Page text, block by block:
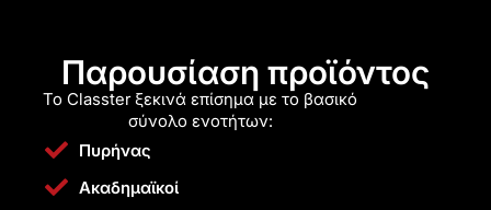
Παρουσίαση προϊόντος
Το Classter ξεκινά επίσημα με το βασικό
σύνολο ενοτήτων:
Πυρήνας
Ακαδημαϊκοί